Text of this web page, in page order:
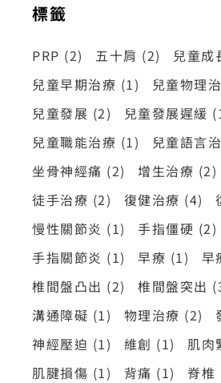
標籤
PRP (2) 五十肩 (2) 兒童成
兒童早期治療 (1) 兒童物理
兒童發展 (2) 兒童發展遲緩
兒童職能治療 (1) 兒童語言
坐骨神經痛 (2) 增生治療 (2)
徒手治療 (2) 復健治療 (4)
慢性關節炎 (1) 手指僵硬 (2)
手指關節炎 (1) 早療 (1) 早
椎間盤凸出 (2) 椎間盤突出
溝通障礙 (1) 物理治療 (2)
神經壓迫 (1) 維創 (1) 肌肉
肌腱損傷 (1) 背痛 (1) 脊椎